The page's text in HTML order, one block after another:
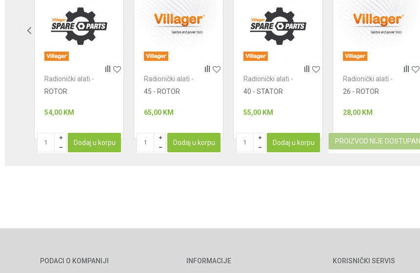
Radionički alati -
ROTOR
54,00 KM
Dodaj u korpu
Radionički alati -
45 - ROTOR
65,00 KM
Dodaj u korpu
Radionički alati -
40 - STATOR
55,00 KM
Dodaj u korpu
Radionički alati -
26 - ROTOR
28,00 KM
PROIZVOD NIJE DOSTUPAN
PODACI O KOMPANIJI
INFORMACIJE
KORISNIČKI SERVIS